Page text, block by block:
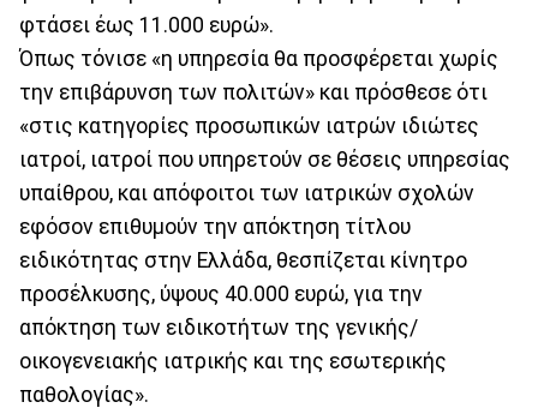
φτάσει έως 11.000 ευρώ».
Όπως τόνισε «η υπηρεσία θα προσφέρεται χωρίς
την επιβάρυνση των πολιτών» και πρόσθεσε ότι
«στις κατηγορίες προσωπικών ιατρών ιδιώτες
ιατροί, ιατροί που υπηρετούν σε θέσεις υπηρεσίας
υπαίθρου, και απόφοιτοι των ιατρικών σχολών
εφόσον επιθυμούν την απόκτηση τίτλου
ειδικότητας στην Ελλάδα, θεσπίζεται κίνητρο
προσέλκυσης, ύψους 40.000 ευρώ, για την
απόκτηση των ειδικοτήτων της γενικής/
οικογενειακής ιατρικής και της εσωτερικής
παθολογίας».